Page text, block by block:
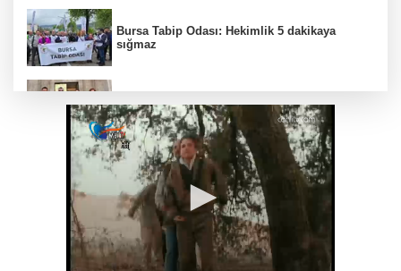
Bursa Tabip Odası: Hekimlik 5 dakikaya
sığmaz
temaslar
Hakkari'de JİHA destekli operasyonda 253
kilo esrar ele geçirildi
Keşan Kent Konseyi'nden muhtarlara nezaket
ziyareti